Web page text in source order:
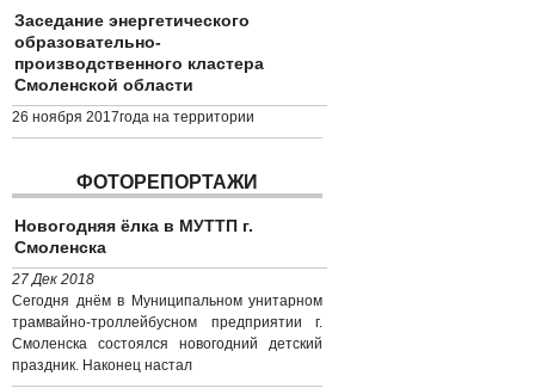
Заседание энергетического
образовательно-
производственного кластера
Смоленской области
26 ноября 2017года на территории
ФОТОРЕПОРТАЖИ
Новогодняя ёлка в МУТТП г.
Смоленска
27 Дек 2018
Сегодня днём в Муниципальном унитарном
трамвайно-троллейбусном предприятии г.
Смоленска состоялся новогодний детский
праздник. Наконец настал